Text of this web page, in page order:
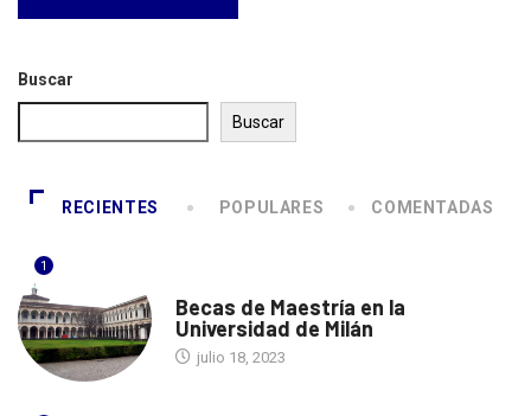
Buscar
Buscar
RECIENTES POPULARES COMENTADAS
1
Becas de Maestría en la
Universidad de Milán
julio 18, 2023